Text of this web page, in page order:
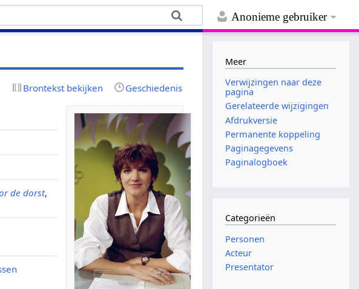
Anonieme gebruiker
Brontekst bekijken Geschiedenis
de dorst,
Meer
Verwijzingen naar deze
pagina
Gerelateerde wijzigingen
Afdrukversie
Permanente koppeling
Paginagegevens
Paginalogboek
Categorieën
Personen
Acteur
Presentator